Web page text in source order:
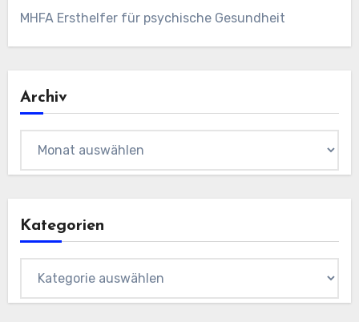
MHFA Ersthelfer für psychische Gesundheit
Archiv
Kategorien